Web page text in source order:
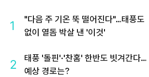
1
"다음 주 기온 뚝 떨어진다"…태풍도
없이 열돔 박살 낸 '이것'
2
태풍 '돌핀'·'찬홈' 한반도 빗겨간다…
예상 경로는?